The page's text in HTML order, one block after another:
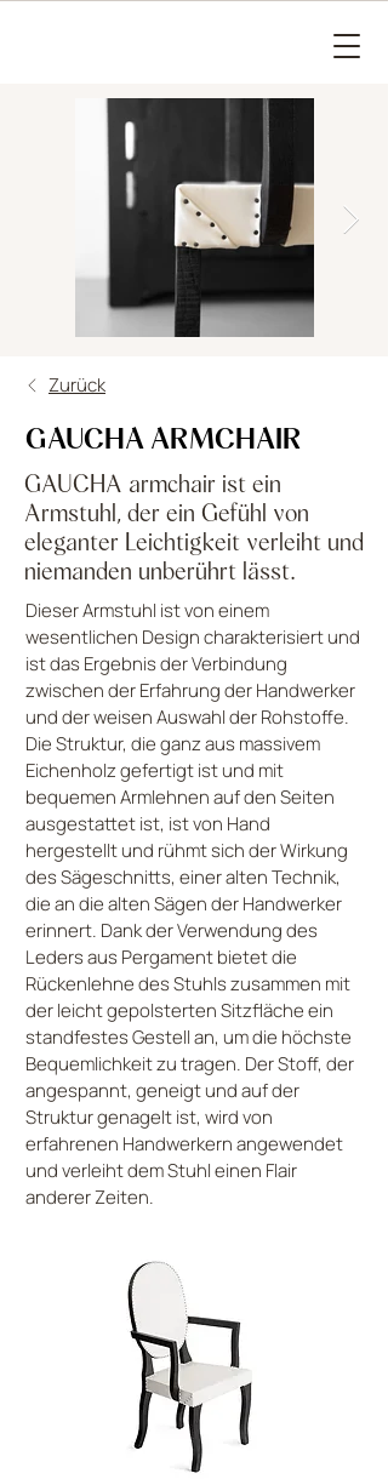
Zurück
GAUCHA ARMCHAIR
GAUCHA armchair ist ein
Armstuhl, der ein Gefühl von
eleganter Leichtigkeit verleiht und
niemanden unberührt lässt.
Dieser Armstuhl ist von einem
wesentlichen Design charakterisiert und
ist das Ergebnis der Verbindung
zwischen der Erfahrung der Handwerker
und der weisen Auswahl der Rohstoffe.
Die Struktur, die ganz aus massivem
Eichenholz gefertigt ist und mit
bequemen Armlehnen auf den Seiten
ausgestattet ist, ist von Hand
hergestellt und rühmt sich der Wirkung
des Sägeschnitts, einer alten Technik,
die an die alten Sägen der Handwerker
erinnert. Dank der Verwendung des
Leders aus Pergament bietet die
Rückenlehne des Stuhls zusammen mit
der leicht gepolsterten Sitzfläche ein
standfestes Gestell an, um die höchste
Bequemlichkeit zu tragen. Der Stoff, der
angespannt, geneigt und auf der
Struktur genagelt ist, wird von
erfahrenen Handwerkern angewendet
und verleiht dem Stuhl einen Flair
anderer Zeiten.